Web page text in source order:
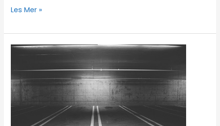
Les Mer »
Avstengt